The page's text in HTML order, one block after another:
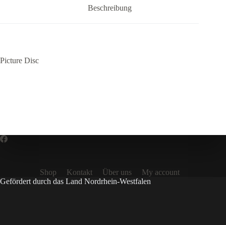
Beschreibung
Picture Disc
Shop Kontakt Über uns
My account
Gefördert durch das Land Nordrhein-Westfalen